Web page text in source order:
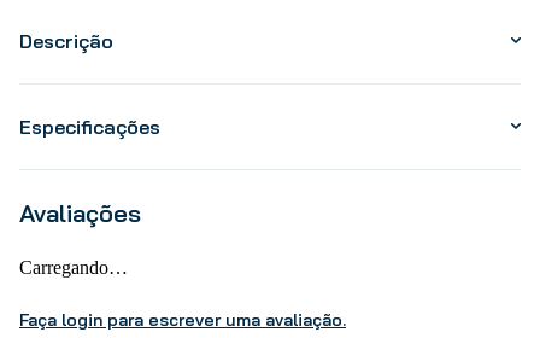
Descrição
Especificações
Avaliações
Carregando…
Faça login para escrever uma avaliação.